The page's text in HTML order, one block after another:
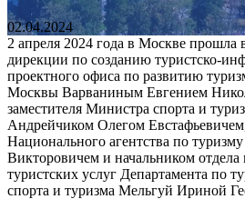
02.04.2024
2 апреля 2024 года в Москве прошла
дирекции по созданию туристско-
проектного офиса по развитию
Москвы Варваниным Евгением
заместителя Министра спорта и
Андрейчиком Олегом
Национального агентства по
Викторовичем и начальником отдела
туристских услуг Департамента по
спорта и туризма Мельгуй Ириной